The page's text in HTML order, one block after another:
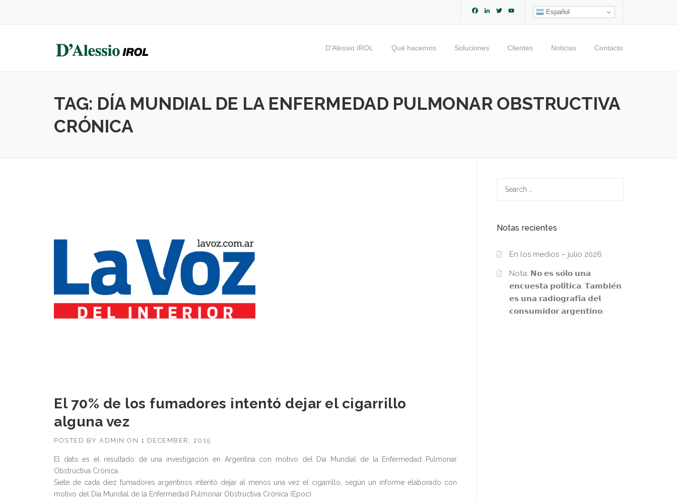
Español
Facebook
LinkedIn
TwitterYouTube
Channel
D’Alessio IROL Qué hacemos Soluciones Clientes Noticias Contacto
TAG: DÍA MUNDIAL DE LA ENFERMEDAD PULMONAR OBSTRUCTIVA
CRÓNICA
El 70% de los fumadores intentó dejar el cigarrillo
alguna vez
POSTED BY ADMIN ON 1 DECEMBER, 2015
El dato es el resultado de una investigación en Argentina con motivo del Día Mundial de la Enfermedad Pulmonar
Obstructiva Crónica.
Siete de cada diez fumadores argentinos intentó dejar al menos una vez el cigarrillo, según un informe elaborado con
motivo del Día Mundial de la Enfermedad Pulmonar Obstructiva Crónica (Epoc).
Notas recientes
En los medios – julio 2026
Nota: 𝗡𝗼 𝗲𝘀 𝘀𝗼́𝗹𝗼 𝘂𝗻𝗮
𝗲𝗻𝗰𝘂𝗲𝘀𝘁𝗮 𝗽𝗼𝗹𝗶́𝘁𝗶𝗰𝗮. 𝗧𝗮𝗺𝗯𝗶𝗲́𝗻
𝗲𝘀 𝘂𝗻𝗮 𝗿𝗮𝗱𝗶𝗼𝗴𝗿𝗮𝗳𝗶́𝗮 𝗱𝗲𝗹
𝗰𝗼𝗻𝘀𝘂𝗺𝗶𝗱𝗼𝗿 𝗮𝗿𝗴𝗲𝗻𝘁𝗶𝗻𝗼.